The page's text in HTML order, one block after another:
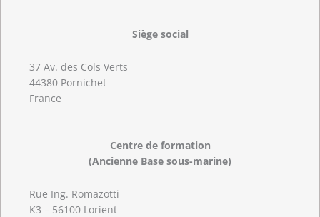
Siège social
37 Av. des Cols Verts
44380 Pornichet
France
Centre de formation
(Ancienne Base sous-marine)
Rue Ing. Romazotti
K3 – 56100 Lorient